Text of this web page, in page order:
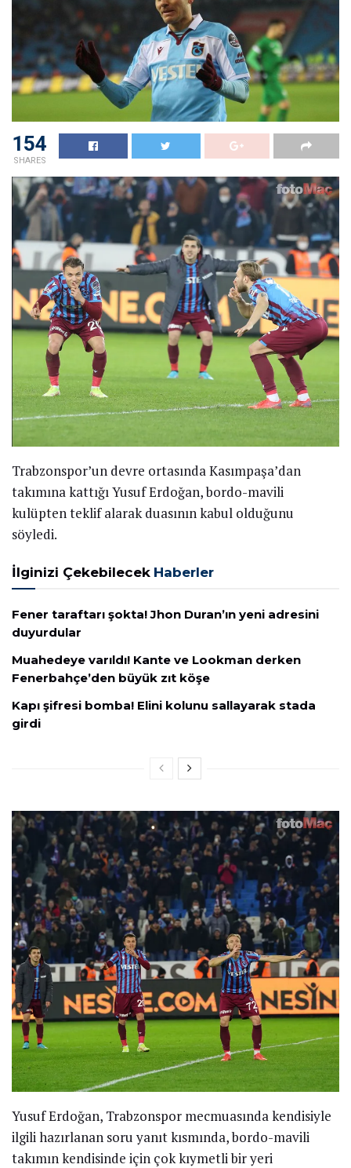
154
SHARES
Trabzonspor’un devre ortasında Kasımpaşa’dan
takımına kattığı Yusuf Erdoğan, bordo-mavili
kulüpten teklif alarak duasının kabul olduğunu
söyledi.
İlginizi Çekebilecek Haberler
Fener taraftarı şokta! Jhon Duran’ın yeni adresini
duyurdular
Muahedeye varıldı! Kante ve Lookman derken
Fenerbahçe’den büyük zıt köşe
Kapı şifresi bomba! Elini kolunu sallayarak stada
girdi
Yusuf Erdoğan, Trabzonspor mecmuasında kendisiyle
ilgili hazırlanan soru yanıt kısmında, bordo-mavili
takımın kendisinde için çok kıymetli bir yeri